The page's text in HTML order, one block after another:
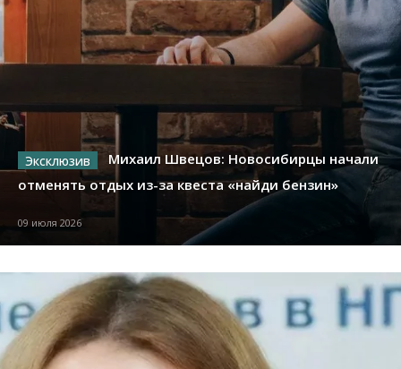
Михаил Швецов: Новосибирцы начали
отменять отдых из-за квеста «найди бензин»
09 июля 2026